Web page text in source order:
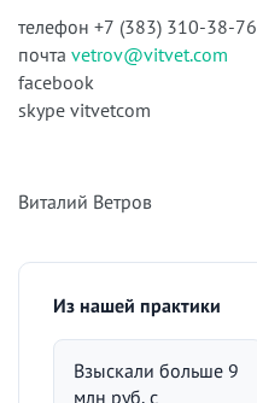
телефон +7 (383) 310-38-76
почта vetrov@vitvet.com
facebook
skype vitvetcom
Виталий Ветров
Из нашей практики
Взыскали больше 9
млн руб. с